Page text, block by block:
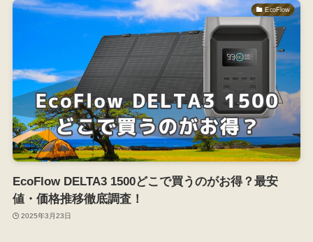
EcoFlow
EcoFlow DELTA3 1500どこで買うのがお得？最安
値・価格推移徹底調査！
2025年3月23日